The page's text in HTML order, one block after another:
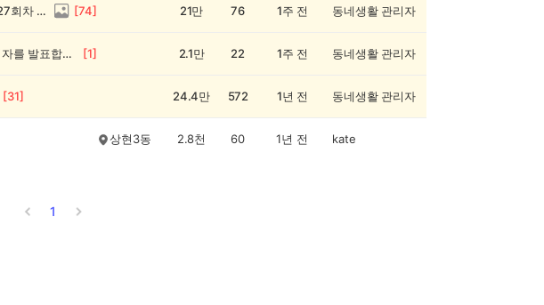
💸 전원 2,000캐시 지급! 우리 동네 정보왕 27회차 (~8/10) [74] 21만 76 1주 전 동네생활 관리자
💰[당첨자 발표] 우리 동네 썰전 12회차 당첨자를 발표합니다! [1] 2.1만 22 1주 전 동네생활 관리자
[31] 24.4만 572 1년 전 동네생활 관리자
상현3동 2.8천 60 1년 전 kate
1